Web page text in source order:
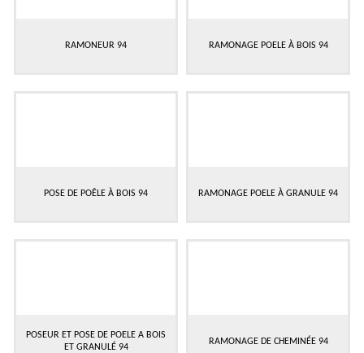
RAMONEUR 94 RAMONAGE POELE À BOIS 94
POSE DE POÊLE À BOIS 94 RAMONAGE POELE À GRANULE 94
POSEUR ET POSE DE POELE A BOIS
ET GRANULÉ 94
RAMONAGE DE CHEMINÉE 94